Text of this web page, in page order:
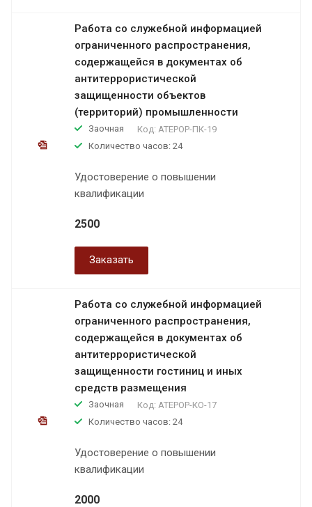
Работа со служебной информацией
ограниченного распространения,
содержащейся в документах об
антитеррористической
защищенности объектов
(территорий) промышленности
Заочная Код: АТЕРОР-ПК-19
Количество часов: 24
Удостоверение о повышении
квалификации
2500
Заказать
Работа со служебной информацией
ограниченного распространения,
содержащейся в документах об
антитеррористической
защищенности гостиниц и иных
средств размещения
Заочная Код: АТЕРОР-КО-17
Количество часов: 24
Удостоверение о повышении
квалификации
2000